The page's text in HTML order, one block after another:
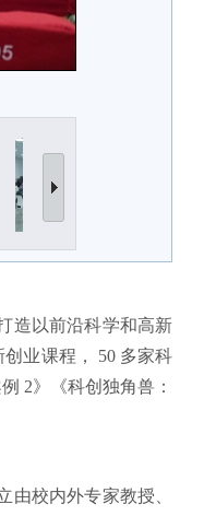
造以前沿科学和高新
业课程， 50 多家科
2》
《科创独角兽：
由校内外专家教授、